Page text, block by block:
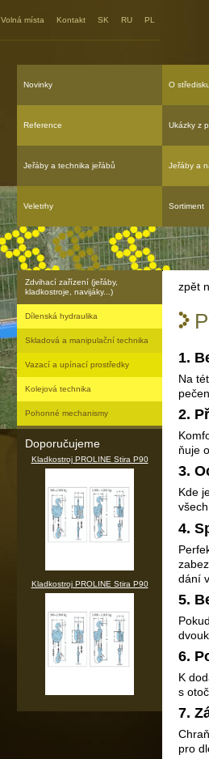
Novinky O
Reference Ukázky z
Jeřáby a technika jeřábů Jeřáby a
Veletrhy Sortiment
zpět
1.
Na
2.
ňuje
3.
Kde
4.
dání
5.
6.
K
s
7.
pro
Zdvihací zařízení (jeřáby,
kladkostroje, navijáky...)
Dílenská hydraulika
Skladová a manipulační technika
Vazací a upínací prostředky
Kolejová technika
Pohonné mechanismy
Doporučujeme
Kladkostroj PROLINE Stira P90
Kladkostroj PROLINE Stira P90
Volná místa Kontakt SK RU PL